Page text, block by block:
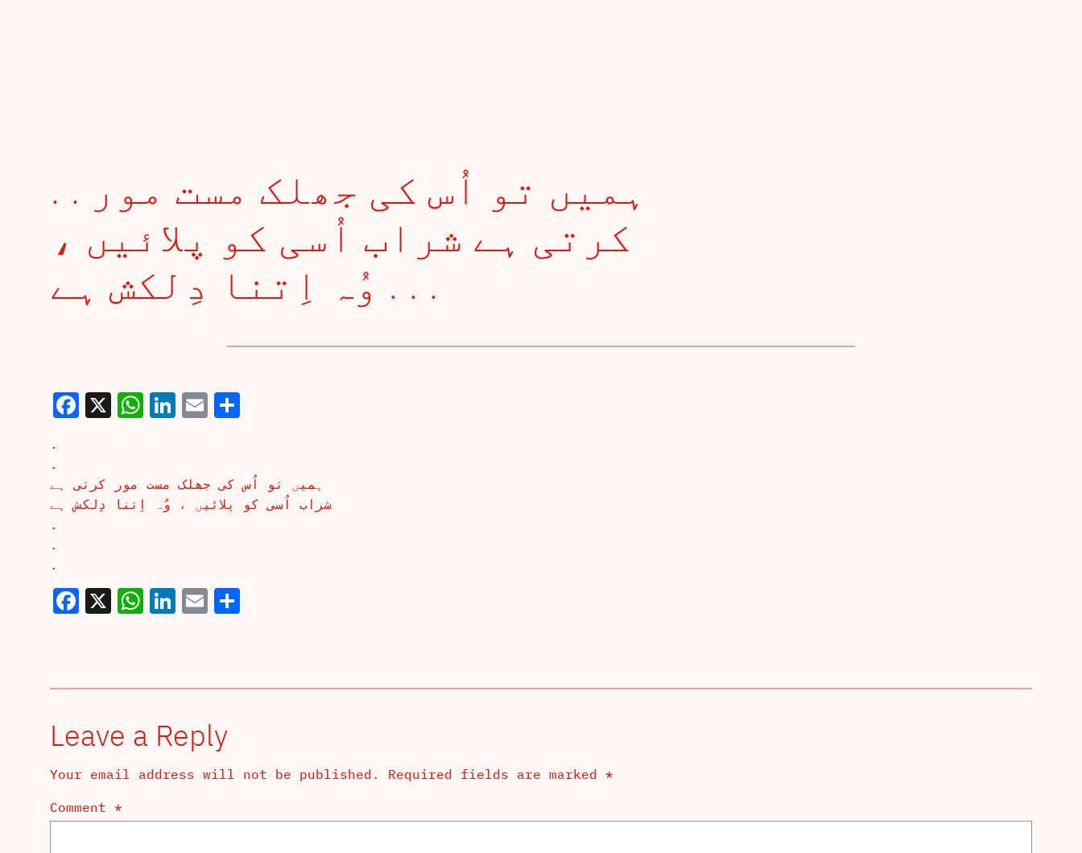
. . ہمیں تو اُس کی جھلک مست مور
کرتی ہے شراب اُسی کو پلائیں ،
وُہ اِتنا دِلکش ہے . . .
Facebook
X WhatsApp
LinkedIn
EmailShare
.
.
ہمیں تو اُس کی جھلک مست مور کرتی ہے
شراب اُسی کو پلائیں ، وُہ اِتنا دِلکش ہے
.
.
.
Facebook
X WhatsApp
LinkedIn
EmailShare
Leave a Reply
Your email address will not be published. Required fields are marked *
Comment *